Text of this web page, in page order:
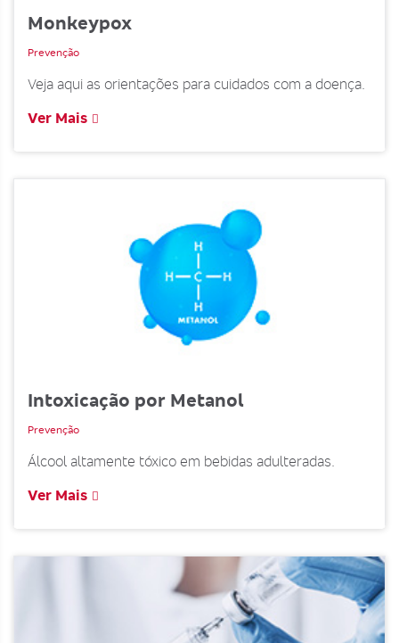
Monkeypox
Prevenção
Veja aqui as orientações para cuidados com a doença.
Ver Mais
Intoxicação por Metanol
Prevenção
Álcool altamente tóxico em bebidas adulteradas.
Ver Mais